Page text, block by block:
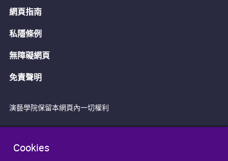
Cookies
網頁指南
私隱條例
無障礙網頁
免責聲明
演藝學院保留本網頁內一切權利